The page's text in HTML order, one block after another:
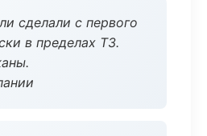
сделали с первого
в пределах ТЗ.